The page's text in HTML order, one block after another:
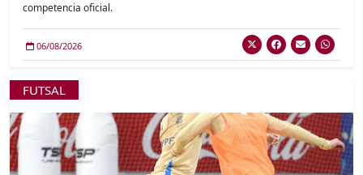
competencia oficial.
06/08/2026
FUTSAL